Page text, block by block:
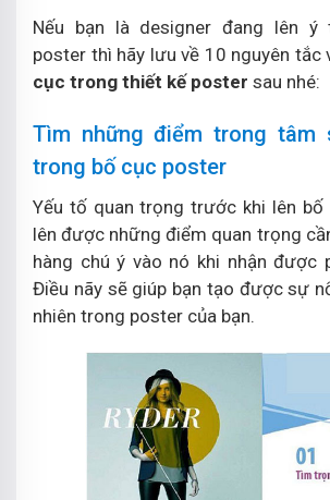
Nếu bạn là designer đang lên
poster thì hãy lưu về 10 nguyên tắc
cục trong thiết kế poster sau nhé:
Tìm những điểm trong tâm
trong bố cục poster
Yếu tố quan trọng trước khi lên bố
lên được những điểm quan trọng
hàng chú ý vào nó khi nhận được
Điều nãy sẽ giúp bạn tạo được sự
nhiên trong poster của bạn.